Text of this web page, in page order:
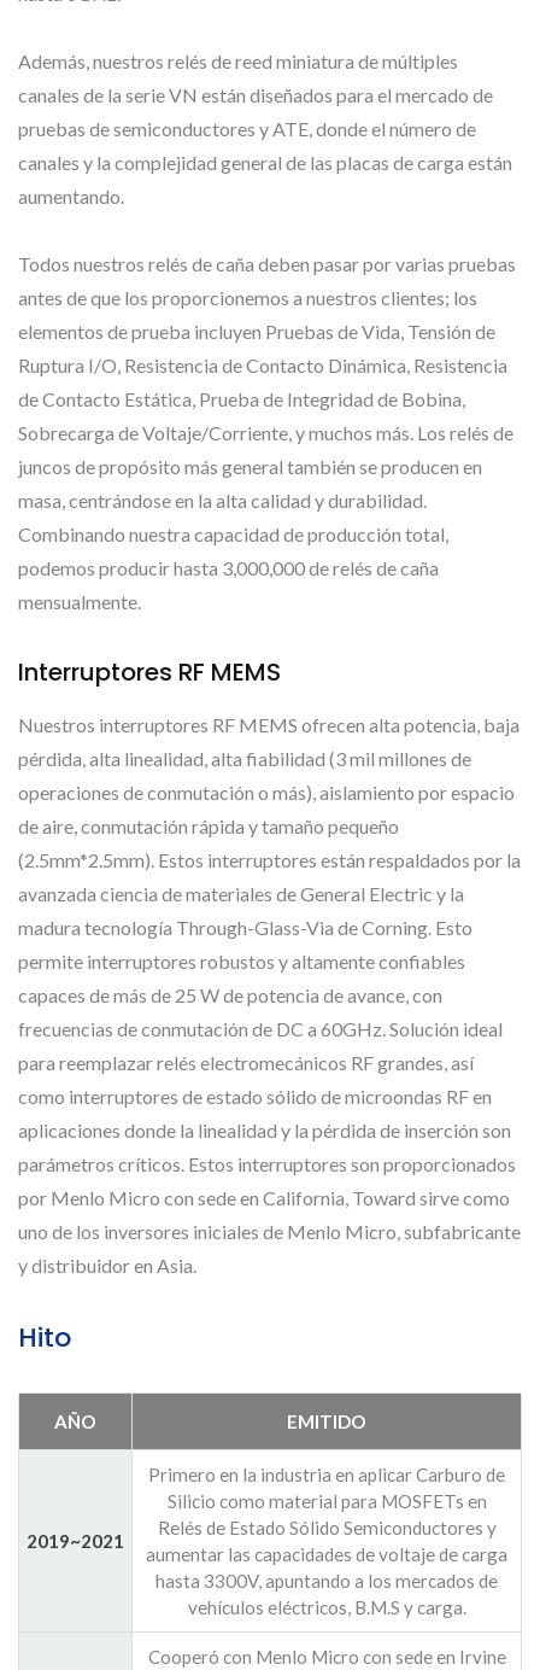
Además, nuestros relés de reed miniatura de múltiples
canales de la serie VN están diseñados para el mercado de
pruebas de semiconductores y ATE, donde el número de
canales y la complejidad general de las placas de carga están
aumentando.
Todos nuestros relés de caña deben pasar por varias pruebas
antes de que los proporcionemos a nuestros clientes; los
elementos de prueba incluyen Pruebas de Vida, Tensión de
Ruptura I/O, Resistencia de Contacto Dinámica, Resistencia
de Contacto Estática, Prueba de Integridad de Bobina,
Sobrecarga de Voltaje/Corriente, y muchos más. Los relés de
juncos de propósito más general también se producen en
masa, centrándose en la alta calidad y durabilidad.
Combinando nuestra capacidad de producción total,
podemos producir hasta 3,000,000 de relés de caña
mensualmente.
Interruptores RF MEMS
Nuestros interruptores RF MEMS ofrecen alta potencia, baja
pérdida, alta linealidad, alta fiabilidad (3 mil millones de
operaciones de conmutación o más), aislamiento por espacio
de aire, conmutación rápida y tamaño pequeño
(2.5mm*2.5mm). Estos interruptores están respaldados por la
avanzada ciencia de materiales de General Electric y la
madura tecnología Through-Glass-Via de Corning. Esto
permite interruptores robustos y altamente confiables
capaces de más de 25 W de potencia de avance, con
frecuencias de conmutación de DC a 60GHz. Solución ideal
para reemplazar relés electromecánicos RF grandes, así
como interruptores de estado sólido de microondas RF en
aplicaciones donde la linealidad y la pérdida de inserción son
parámetros críticos. Estos interruptores son proporcionados
por Menlo Micro con sede en California, Toward sirve como
uno de los inversores iniciales de Menlo Micro, subfabricante
y distribuidor en Asia.
Hito
AÑO EMITIDO
2019~2021
Primero en la industria en aplicar Carburo de
Silicio como material para MOSFETs en
Relés de Estado Sólido Semiconductores y
aumentar las capacidades de voltaje de carga
hasta 3300V, apuntando a los mercados de
vehículos eléctricos, B.M.S y carga.
Cooperó con Menlo Micro con sede en Irvine